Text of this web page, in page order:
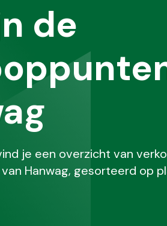
de
je een overzicht van
Hanwag, gesorteerd op